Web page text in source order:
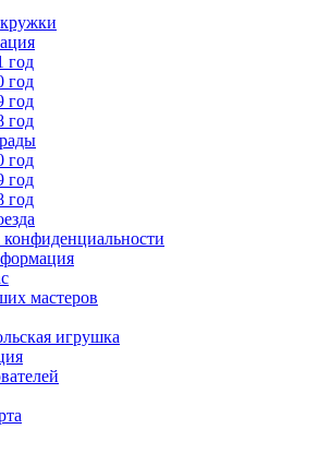
год
год
год
год
год
год
год
мастеров
игрушка